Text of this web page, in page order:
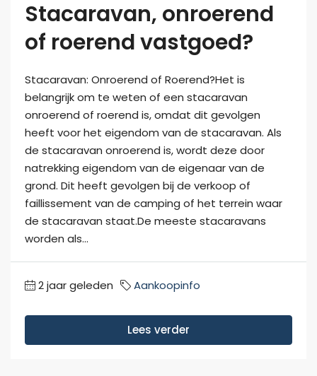
Stacaravan, onroerend
of roerend vastgoed?
Stacaravan: Onroerend of Roerend?Het is
belangrijk om te weten of een stacaravan
onroerend of roerend is, omdat dit gevolgen
heeft voor het eigendom van de stacaravan. Als
de stacaravan onroerend is, wordt deze door
natrekking eigendom van de eigenaar van de
grond. Dit heeft gevolgen bij de verkoop of
faillissement van de camping of het terrein waar
de stacaravan staat.De meeste stacaravans
worden als...
2 jaar geleden Aankoopinfo
Lees verder